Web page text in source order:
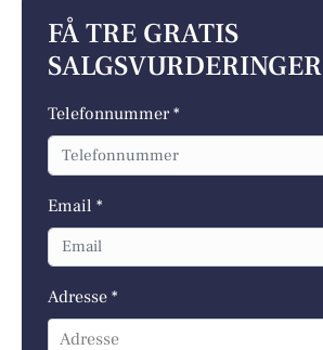
FÅ TRE GRATIS
SALGSVURDERINGER
Telefonnummer *
Email *
Adresse *
Adresse